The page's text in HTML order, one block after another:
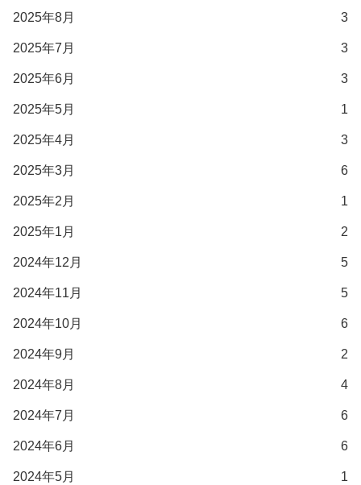
2025年8月 3
2025年7月 3
2025年6月 3
2025年5月 1
2025年4月 3
2025年3月 6
2025年2月 1
2025年1月 2
2024年12月 5
2024年11月 5
2024年10月 6
2024年9月 2
2024年8月 4
2024年7月 6
2024年6月 6
2024年5月 1